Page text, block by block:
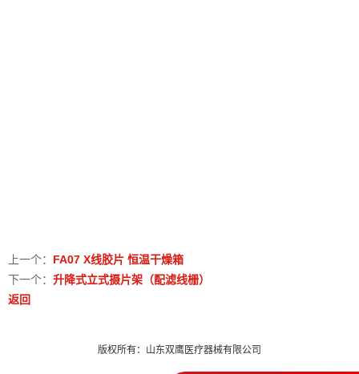
上一个： FA07 X线胶片 恒温干燥箱
下一个： 升降式立式摄片架（配滤线栅）
返回
版权所有：山东双鹰医疗器械有限公司